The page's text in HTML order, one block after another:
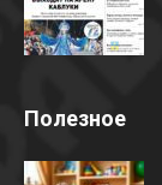
Полезное